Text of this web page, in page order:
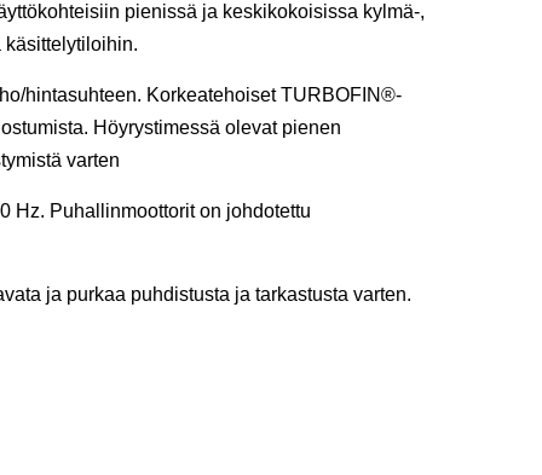
pienissä ja keskikokoisissa kylmä-,
käsittelytiloihin.
hintasuhteen. Korkeatehoiset TURBOFIN®-
Höyrystimessä olevat pienen
varten
Hz. Puhallinmoottorit on johdotettu
ja purkaa puhdistusta ja tarkastusta varten.